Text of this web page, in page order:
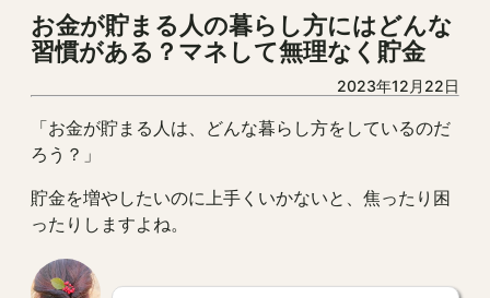
お金が貯まる人の暮らし方にはどんな
習慣がある？マネして無理なく貯金
2023年12月22日
「お金が貯まる人は、どんな暮らし方をしているのだ
ろう？」
貯金を増やしたいのに上手くいかないと、焦ったり困
ったりしますよね。